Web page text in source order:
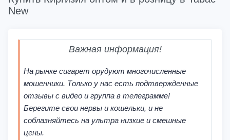
New
Важная информация!
На рынке сигарет орудуют многочисленные
мошенники. Только у нас есть подтвержденные
отзывы с видео и группа в телеграмме!
Берегите свои нервы и кошельки, и не
соблазняйтесь на ультра низкие и смешные
цены.